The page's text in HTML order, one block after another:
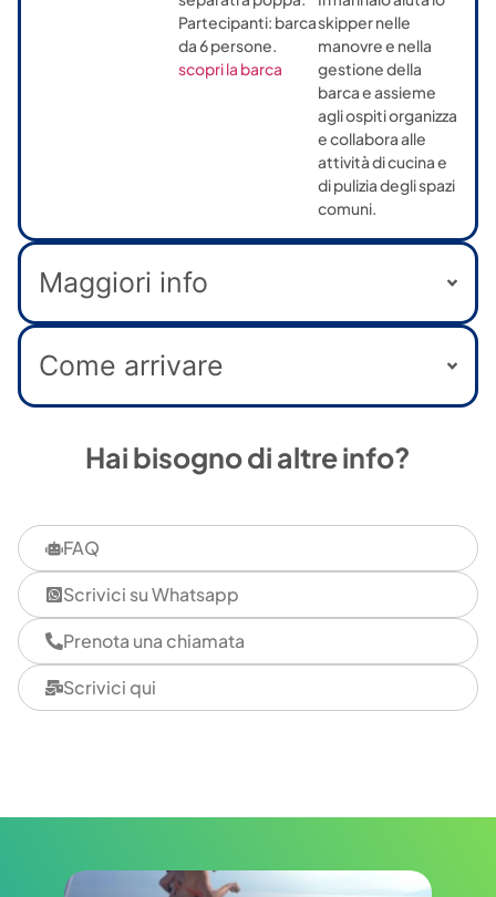
Partecipanti: barca
da 6 persone.
scopri la barca
skipper nelle
manovre e nella
gestione della
barca e assieme
agli ospiti organizza
e collabora alle
attività di cucina e
di pulizia degli spazi
comuni.
Maggiori info
Come arrivare
Hai bisogno di altre info?
FAQ
Scrivici su Whatsapp
Prenota una chiamata
Scrivici qui